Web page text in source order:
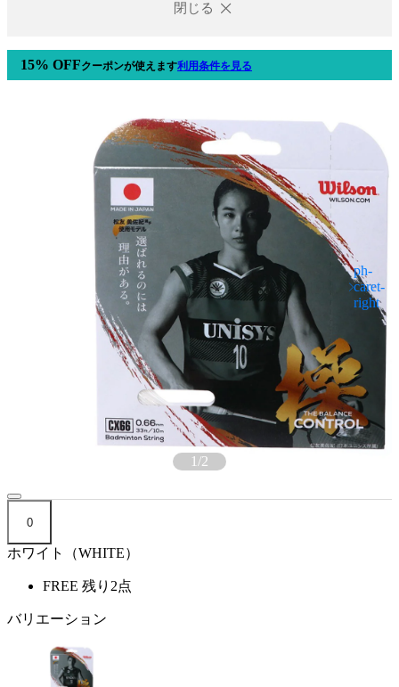
閉じる
15% OFFクーポンが使えます利用条件を見る
1/2
0
ホワイト（WHITE）
FREE 残り2点
バリエーション